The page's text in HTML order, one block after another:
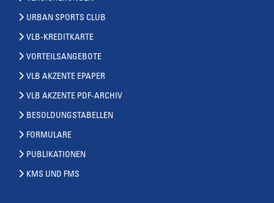
URBAN SPORTS CLUB
VLB-KREDITKARTE
VORTEILSANGEBOTE
VLB AKZENTE EPAPER
VLB AKZENTE PDF-ARCHIV
BESOLDUNGSTABELLEN
FORMULARE
PUBLIKATIONEN
KMS UND FMS